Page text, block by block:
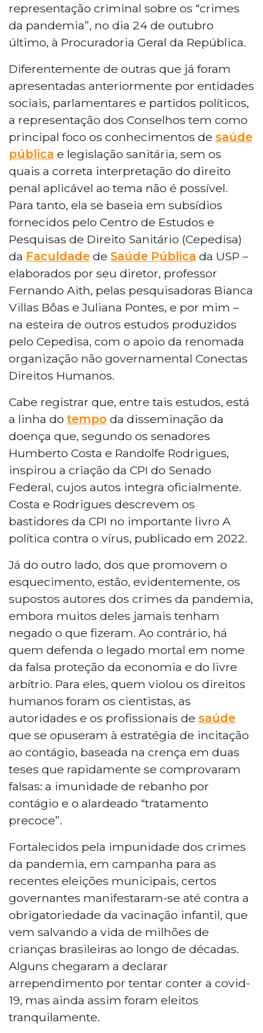
representação criminal sobre os “crimes
da pandemia”, no dia 24 de outubro
último, à Procuradoria Geral da República.
Diferentemente de outras que já foram
apresentadas anteriormente por entidades
sociais, parlamentares e partidos políticos,
a representação dos Conselhos tem como
principal foco os conhecimentos de saúde
pública e legislação sanitária, sem os
quais a correta interpretação do direito
penal aplicável ao tema não é possível.
Para tanto, ela se baseia em subsídios
fornecidos pelo Centro de Estudos e
Pesquisas de Direito Sanitário (Cepedisa)
da Faculdade de Saúde Pública da USP –
elaborados por seu diretor, professor
Fernando Aith, pelas pesquisadoras Bianca
Villas Bôas e Juliana Pontes, e por mim –
na esteira de outros estudos produzidos
pelo Cepedisa, com o apoio da renomada
organização não governamental Conectas
Direitos Humanos.
Cabe registrar que, entre tais estudos, está
a linha do tempo da disseminação da
doença que, segundo os senadores
Humberto Costa e Randolfe Rodrigues,
inspirou a criação da CPI do Senado
Federal, cujos autos integra oficialmente.
Costa e Rodrigues descrevem os
bastidores da CPI no importante livro A
política contra o vírus, publicado em 2022.
Já do outro lado, dos que promovem o
esquecimento, estão, evidentemente, os
supostos autores dos crimes da pandemia,
embora muitos deles jamais tenham
negado o que fizeram. Ao contrário, há
quem defenda o legado mortal em nome
da falsa proteção da economia e do livre
arbítrio. Para eles, quem violou os direitos
humanos foram os cientistas, as
autoridades e os profissionais de saúde
que se opuseram à estratégia de incitação
ao contágio, baseada na crença em duas
teses que rapidamente se comprovaram
falsas: a imunidade de rebanho por
contágio e o alardeado “tratamento
precoce”.
Fortalecidos pela impunidade dos crimes
da pandemia, em campanha para as
recentes eleições municipais, certos
governantes manifestaram-se até contra a
obrigatoriedade da vacinação infantil, que
vem salvando a vida de milhões de
crianças brasileiras ao longo de décadas.
Alguns chegaram a declarar
arrependimento por tentar conter a covid-
19, mas ainda assim foram eleitos
tranquilamente.